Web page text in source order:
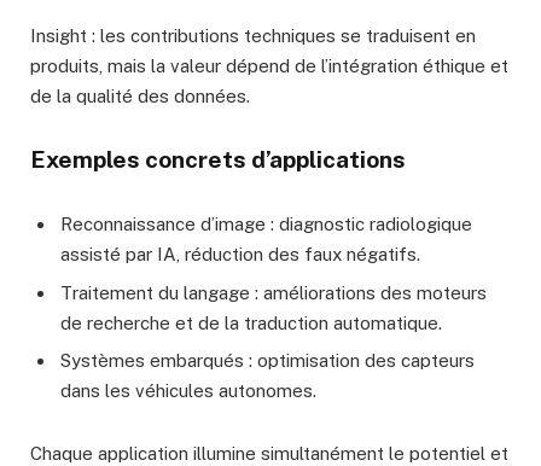
Insight : les contributions techniques se traduisent en
produits, mais la valeur dépend de l’intégration éthique et
de la qualité des données.
Exemples concrets d’applications
Reconnaissance d’image : diagnostic radiologique
assisté par IA, réduction des faux négatifs.
Traitement du langage : améliorations des moteurs
de recherche et de la traduction automatique.
Systèmes embarqués : optimisation des capteurs
dans les véhicules autonomes.
Chaque application illumine simultanément le potentiel et